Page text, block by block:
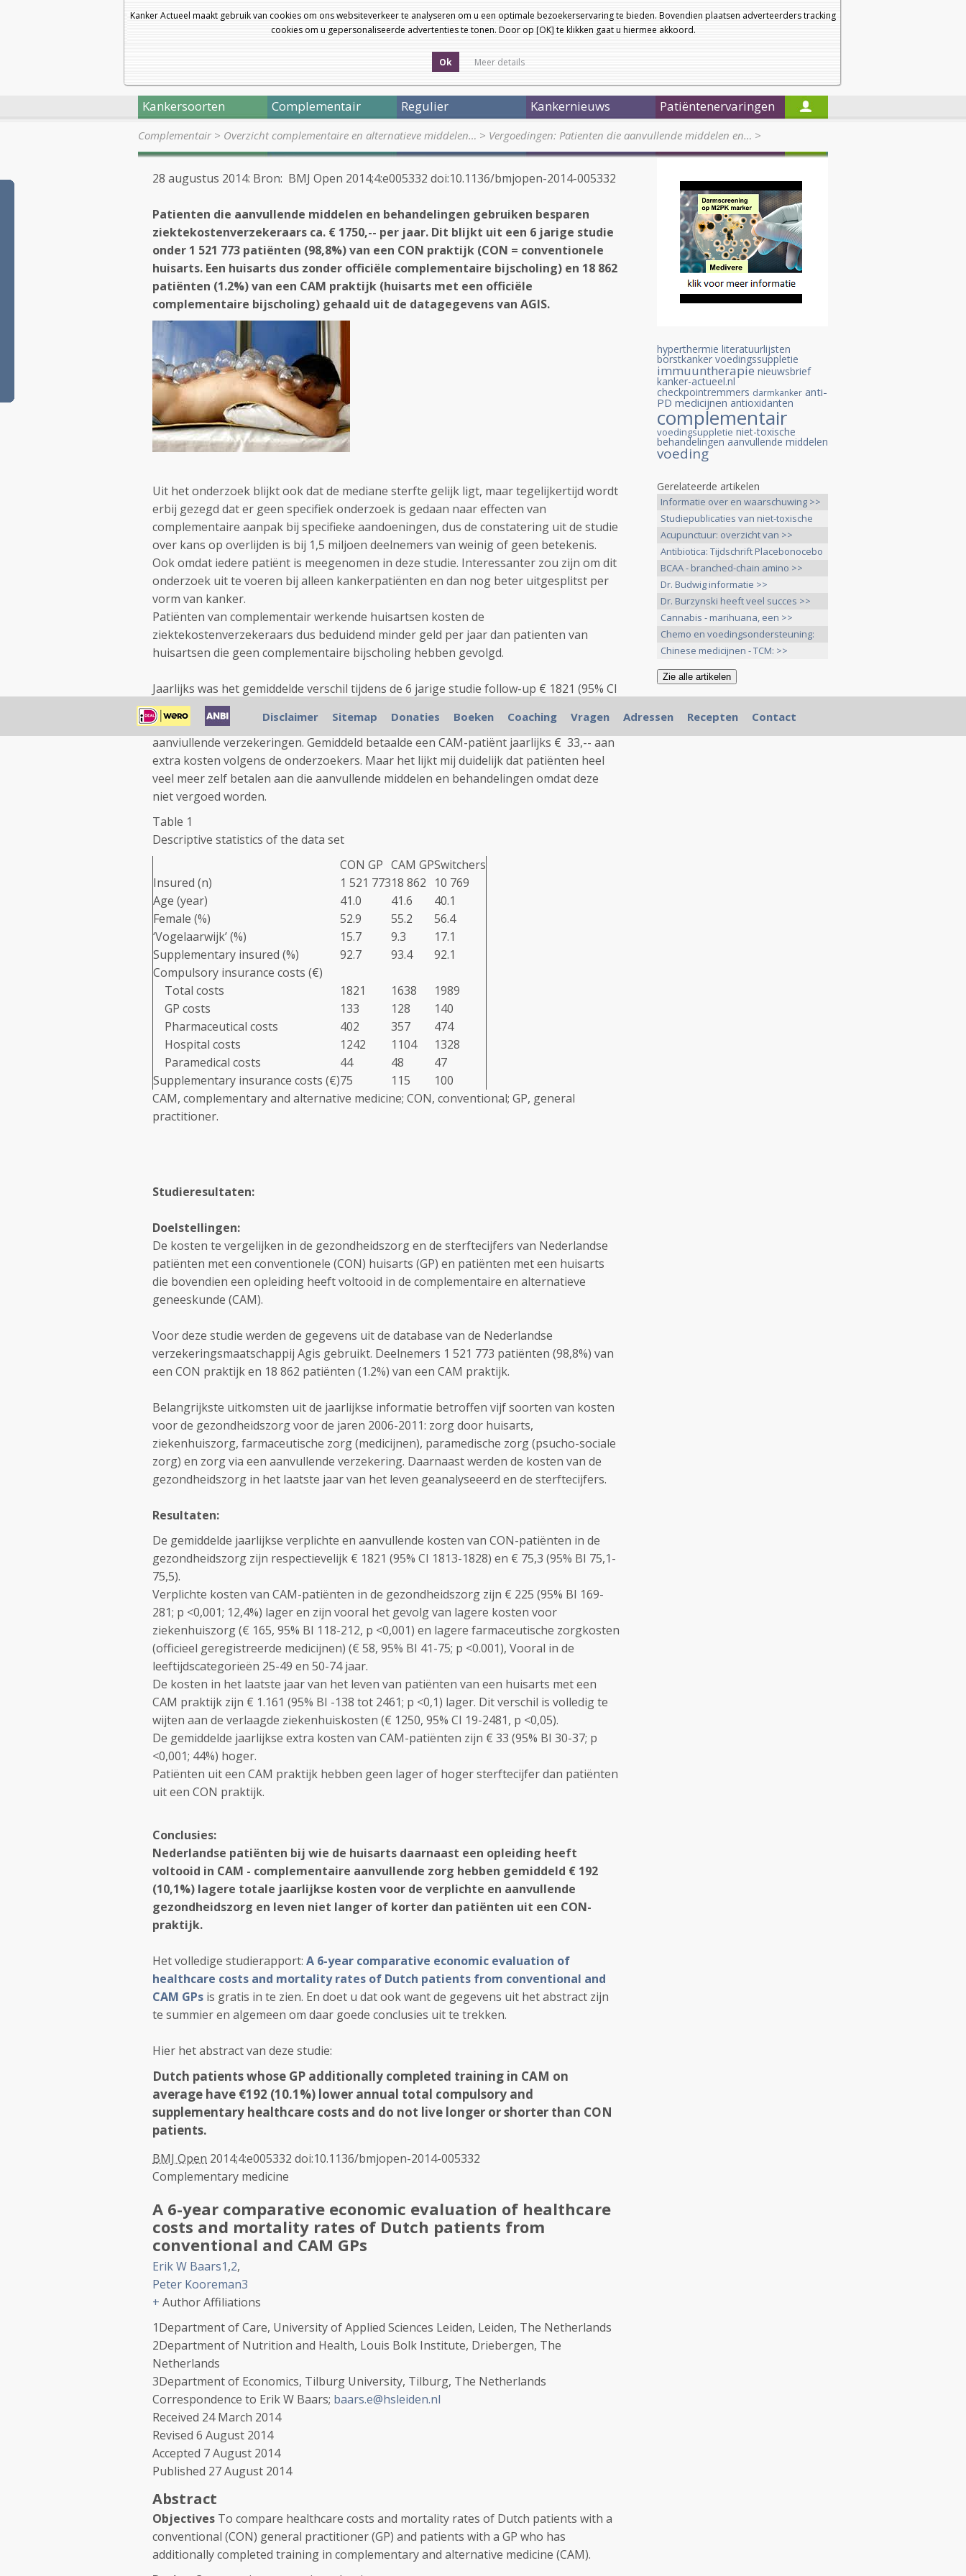
Kanker Actueel maakt gebruik van cookies om ons websiteverkeer te analyseren om u een optimale bezoekerservaring te bieden. Bovendien plaatsen adverteerders tracking
cookies om u gepersonaliseerde advertenties te tonen. Door op [OK] te klikken gaat u hiermee akkoord.
Ok Meer details
a
a
Nieuwsbrief
Startpagina
Kankersoorten Complementair Regulier Kankernieuws Patiëntenervaringen
Complementair> Overzicht complementaire en alternatieve middelen… > Vergoedingen: Patienten die aanvullende middelen en… >
28 augustus 2014: Bron: BMJ Open 2014;4:e005332 doi:10.1136/bmjopen-2014-005332
Patienten die aanvullende middelen en behandelingen gebruiken besparen
ziektekostenverzekeraars ca. € 1750,-- per jaar. Dit blijkt uit een 6 jarige studie
onder 1 521 773 patiënten (98,8%) van een CON praktijk (CON = conventionele
huisarts. Een huisarts dus zonder officiële complementaire bijscholing) en 18 862
patiënten (1.2%) van een CAM praktijk (huisarts met een officiële
complementaire bijscholing) gehaald uit de datagegevens van AGIS.
Uit het onderzoek blijkt ook dat de mediane sterfte gelijk ligt, maar tegelijkertijd wordt
erbij gezegd dat er geen specifiek onderzoek is gedaan naar effecten van
complementaire aanpak bij specifieke aandoeningen, dus de constatering uit de studie
over kans op overlijden is bij 1,5 miljoen deelnemers van weinig of geen betekenis.
Ook omdat iedere patiënt is meegenomen in deze studie. Interessanter zou zijn om dit
onderzoek uit te voeren bij alleen kankerpatiënten en dan nog beter uitgesplitst per
vorm van kanker.
Patiënten van complementair werkende huisartsen kosten de
ziektekostenverzekeraars dus beduidend minder geld per jaar dan patienten van
huisartsen die geen complementaire bijscholing hebben gevolgd.
Jaarlijks was het gemiddelde verschil tijdens de 6 jarige studie follow-up € 1821 (95% CI
1813-1828) versus € 75,3 (95% BI 75,1-75,5). In de conclusie wordt geschreven dat een
patiënt van een CAM arts jaarlijks € 192,-- (10.1%) minder betaald aan de basis en
aanviullende verzekeringen. Gemiddeld betaalde een CAM-patiënt jaarlijks € 33,-- aan
extra kosten volgens de onderzoekers. Maar het lijkt mij duidelijk dat patiënten heel
veel meer zelf betalen aan die aanvullende middelen en behandelingen omdat deze
niet vergoed worden.
Table 1
Descriptive statistics of the data set
CON GP CAM GPSwitchers
Insured (n)
1 521 77318 862
10 769
Age (year)
41.0 41.6
40.1
Female (%)
52.9 55.2
56.4
‘Vogelaarwijk’ (%)
15.7 9.3
17.1
Supplementary insured (%)
92.7 93.4
92.1
Compulsory insurance costs (€)
Total costs
1821 1638
1989
GP costs
133 128
140
Pharmaceutical costs
402 357
474
Hospital costs
1242 1104
1328
Paramedical costs
44 48
47
Supplementary insurance costs (€)75 115
100
CAM, complementary and alternative medicine; CON, conventional; GP, general
practitioner.
Studieresultaten:
Doelstellingen:
De kosten te vergelijken in de gezondheidszorg en de sterftecijfers van Nederlandse
patiënten met een conventionele (CON) huisarts (GP) en patiënten met een huisarts
die bovendien een opleiding heeft voltooid in de complementaire en alternatieve
geneeskunde (CAM).
Voor deze studie werden de gegevens uit de database van de Nederlandse
verzekeringsmaatschappij Agis gebruikt. Deelnemers 1 521 773 patiënten (98,8%) van
een CON praktijk en 18 862 patiënten (1.2%) van een CAM praktijk.
Belangrijkste uitkomsten uit de jaarlijkse informatie betroffen vijf soorten van kosten
voor de gezondheidszorg voor de jaren 2006-2011: zorg door huisarts,
ziekenhuiszorg, farmaceutische zorg (medicijnen), paramedische zorg (psucho-sociale
zorg) en zorg via een aanvullende verzekering. Daarnaast werden de kosten van de
gezondheidszorg in het laatste jaar van het leven geanalyseeerd en de sterftecijfers.
Resultaten:
De gemiddelde jaarlijkse verplichte en aanvullende kosten van CON-patiënten in de
gezondheidszorg zijn respectievelijk € 1821 (95% CI 1813-1828) en € 75,3 (95% BI 75,1-
75,5).
Verplichte kosten van CAM-patiënten in de gezondheidszorg zijn € 225 (95% BI 169-
281; p <0,001; 12,4%) lager en zijn vooral het gevolg van lagere kosten voor
ziekenhuiszorg (€ 165, 95% BI 118-212, p <0,001) en lagere farmaceutische zorgkosten
(officieel geregistreerde medicijnen) (€ 58, 95% BI 41-75; p <0.001), Vooral in de
leeftijdscategorieën 25-49 en 50-74 jaar.
De kosten in het laatste jaar van het leven van patiënten van een huisarts met een
CAM praktijk zijn € 1.161 (95% BI -138 tot 2461; p <0,1) lager. Dit verschil is volledig te
wijten aan de verlaagde ziekenhuiskosten (€ 1250, 95% CI 19-2481, p <0,05).
De gemiddelde jaarlijkse extra kosten van CAM-patiënten zijn € 33 (95% BI 30-37; p
<0,001; 44%) hoger.
Patiënten uit een CAM praktijk hebben geen lager of hoger sterftecijfer dan patiënten
uit een CON praktijk.
Conclusies:
Nederlandse patiënten bij wie de huisarts daarnaast een opleiding heeft
voltooid in CAM - complementaire aanvullende zorg hebben gemiddeld € 192
(10,1%) lagere totale jaarlijkse kosten voor de verplichte en aanvullende
gezondheidszorg en leven niet langer of korter dan patiënten uit een CON-
praktijk.
Het volledige studierapport: A 6-year comparative economic evaluation of
healthcare costs and mortality rates of Dutch patients from conventional and
CAM GPs is gratis in te zien. En doet u dat ook want de gegevens uit het abstract zijn
te summier en algemeen om daar goede conclusies uit te trekken.
Hier het abstract van deze studie:
Dutch patients whose GP additionally completed training in CAM on
average have €192 (10.1%) lower annual total compulsory and
supplementary healthcare costs and do not live longer or shorter than CON
patients.
BMJ Open 2014;4:e005332 doi:10.1136/bmjopen-2014-005332
Complementary medicine
A 6-year comparative economic evaluation of healthcare
costs and mortality rates of Dutch patients from
conventional and CAM GPs
Erik W Baars1,2,
Peter Kooreman3
+ Author Affiliations
1Department of Care, University of Applied Sciences Leiden, Leiden, The Netherlands
2Department of Nutrition and Health, Louis Bolk Institute, Driebergen, The
Netherlands
3Department of Economics, Tilburg University, Tilburg, The Netherlands
Correspondence to Erik W Baars; baars.e@hsleiden.nl
Received 24 March 2014
Revised 6 August 2014
Accepted 7 August 2014
Published 27 August 2014
Abstract
Objectives To compare healthcare costs and mortality rates of Dutch patients with a
conventional (CON) general practitioner (GP) and patients with a GP who has
additionally completed training in complementary and alternative medicine (CAM).
hyperthermie literatuurlijsten
borstkanker voedingssuppletie
immuuntherapie nieuwsbrief
kanker-actueel.nl
checkpointremmers darmkanker anti-
PD medicijnen antioxidanten
complementair
voedingsuppletie niet-toxische
behandelingen aanvullende middelen
voeding
Gerelateerde artikelen
Informatie over en waarschuwing >>
Studiepublicaties van niet-toxische
>>
Acupunctuur: overzicht van >>
Antibiotica: Tijdschrift Placebonocebo
>>
BCAA - branched-chain amino >>
Dr. Budwig informatie >>
Dr. Burzynski heeft veel succes >>
Cannabis - marihuana, een >>
Chemo en voedingsondersteuning:
>>
Chinese medicijnen - TCM: >>
Disclaimer Sitemap Donaties Boeken Coaching Vragen Adressen Recepten Contact